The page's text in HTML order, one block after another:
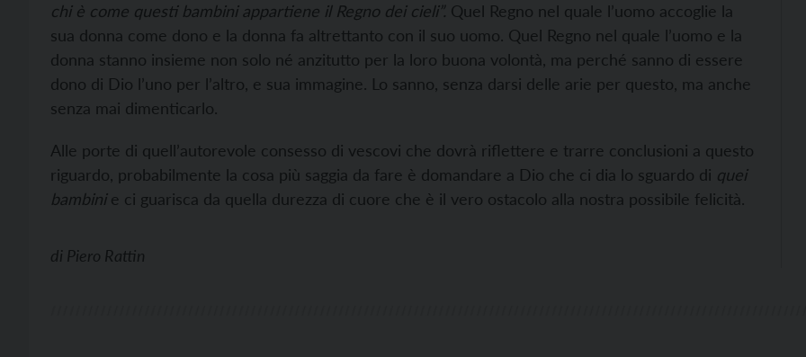
chi è come questi bambini appartiene il Regno dei cieli”. Quel Regno nel quale l’uomo accoglie la
sua donna come dono e la donna fa altrettanto con il suo uomo. Quel Regno nel quale l’uomo e la
donna stanno insieme non solo né anzitutto per la loro buona volontà, ma perché sanno di essere
dono di Dio l’uno per l’altro, e sua immagine. Lo sanno, senza darsi delle arie per questo, ma anche
senza mai dimenticarlo.
Alle porte di quell’autorevole consesso di vescovi che dovrà riflettere e trarre conclusioni a questo
riguardo, probabilmente la cosa più saggia da fare è domandare a Dio che ci dia lo sguardo di quei
bambinie ci guarisca da quella durezza di cuore che è il vero ostacolo alla nostra possibile felicità.
di Piero Rattin